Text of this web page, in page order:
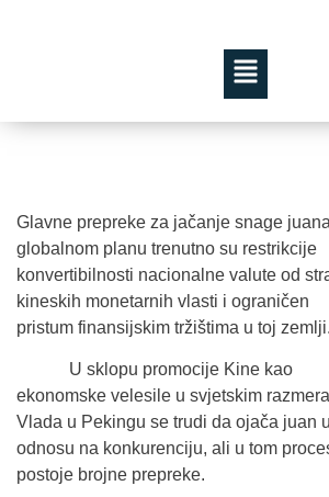
Glavne prepreke za jačanje snage
globalnom planu trenutno su restrikcije
konvertibilnosti nacionalne valute od
kineskih monetarnih vlasti i ograničen
pristum finansijskim tržištima u toj zemlji.
U sklopu promocije Kine kao
ekonomske velesile u svjetskim
Vlada u Pekingu se trudi da ojača juan u
odnosu na konkurenciju, ali u tom
postoje brojne prepreke.